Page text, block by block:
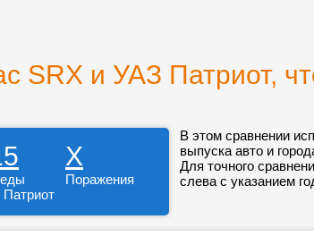
SRX и УАЗ Патриот,
X
Поражения
В этом сравнении
выпуска авто и
Для точного
слева с указанием